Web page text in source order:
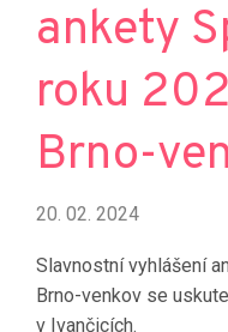
ankety
roku
Brno-
20. 02. 2024
Slavnostní vyhlášení
Brno-venkov se
v Ivančicích.